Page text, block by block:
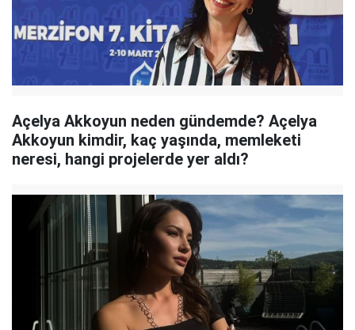
Açelya Akkoyun neden gündemde? Açelya
Akkoyun kimdir, kaç yaşında, memleketi
neresi, hangi projelerde yer aldı?